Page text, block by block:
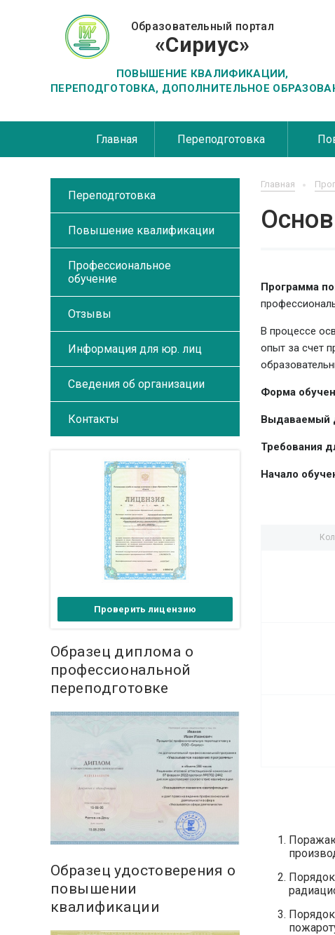
Образовательный портал
«Сириус»
ПОВЫШЕНИЕ КВАЛИФИКАЦИИ,
ПЕРЕПОДГОТОВКА, ДОПОЛНИТЕЛЬНОЕ
Главная Переподготовка
Главная
Программа
В процессе
опыт за счет
Форма
Выдаваемый
Требования
Начало
Переподготовка
Повышение квалификации
Профессиональное
обучение
Отзывы
Информация для юр. лиц
Сведения об организации
Контакты
Проверить лицензию
Образец диплома о
профессиональной
переподготовке
Образец удостоверения о
повышении
квалификации